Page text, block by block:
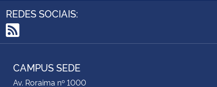
REDES SOCIAIS:
RSS
CAMPUS SEDE
Av. Roraima nº 1000